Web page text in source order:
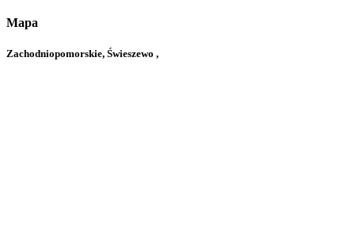
Mapa
Zachodniopomorskie, Świeszewo ,